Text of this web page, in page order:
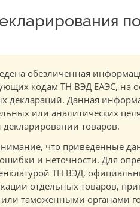
обезличенная
кодам ТН ВЭД ЕАЭС, на
деклараций. Данная
или аналитических
товаров.
что приведенные
и неточности. Для
ТН ВЭД,
отдельных товаров,
таможенными органами